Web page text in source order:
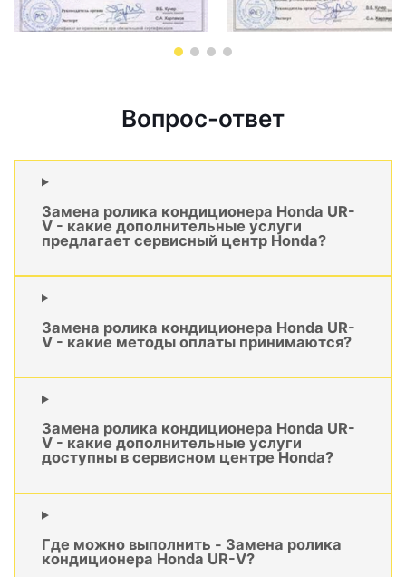
Вопрос-ответ
Замена ролика кондиционера Honda UR-
V - какие дополнительные услуги
предлагает сервисный центр Honda?
Замена ролика кондиционера Honda UR-
V - какие методы оплаты принимаются?
Замена ролика кондиционера Honda UR-
V - какие дополнительные услуги
доступны в сервисном центре Honda?
Где можно выполнить - Замена ролика
кондиционера Honda UR-V?